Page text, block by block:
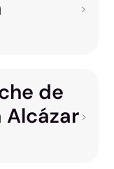
de
Alcázar